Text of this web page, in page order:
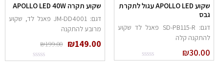
שקוע APOLLO LED עגול לתקרת
גבס
דגם: SD-PB115-R פאנל לד שקוע
להתקנה קלה
₪30.00
שקוע תקרה APOLLO LED 40W
דגם: JM-DD4001 פאנל לד, שקוע
מרובע להתקנה
₪199.00 ₪149.00